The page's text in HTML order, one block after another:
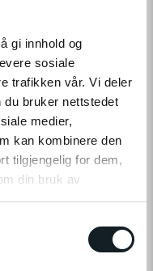
gi innhold og
sosiale
trafikken vår. Vi deler
bruker nettstedet
medier,
kan kombinere den
tilgjengelig for dem,
din bruk av
til å bruke
alle disse formålene.
tekst og det
leveringsutfordringer for
vil ikke bli påvirket og